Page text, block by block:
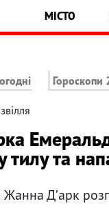
МІСТО
Гороскопи
тилу та
Жанна Д’арк